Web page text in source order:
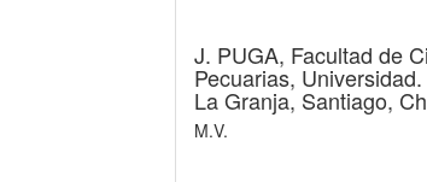
J. PUGA, Facultad de
Pecuarias,
La Granja, Santiago,
M.V.